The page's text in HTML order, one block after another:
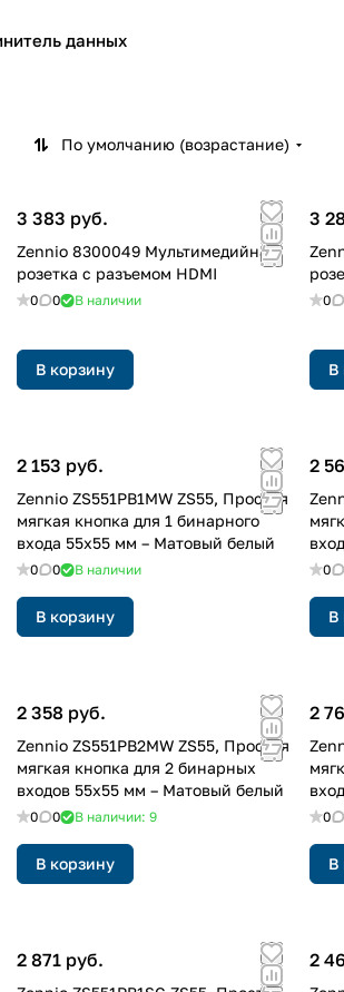
данных
По умолчанию (возрастание)
3 383 руб.
Zennio 8300049 Мультимедийная
розетка с разъемом HDMI
0 0 В наличии
В корзину
3
0
В
2 153 руб.
Zennio ZS551PB1MW ZS55, Простая
мягкая кнопка для 1 бинарного
входа 55x55 мм – Матовый белый
0 0 В наличии
В корзину
2
0
В
2 358 руб.
Zennio ZS551PB2MW ZS55, Простая
мягкая кнопка для 2 бинарных
входов 55x55 мм – Матовый белый
0 0 В наличии: 9
В корзину
2
0
В
2 871 руб. 2